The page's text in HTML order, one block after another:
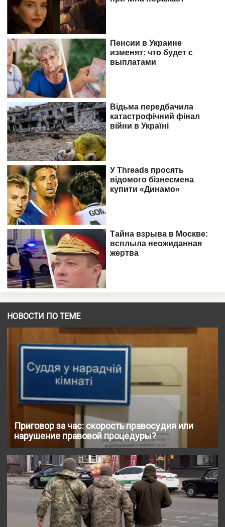
НОВОСТИ ПО ТЕМЕ
Приговор за час: скорость правосудия или
нарушение правовой процедуры?